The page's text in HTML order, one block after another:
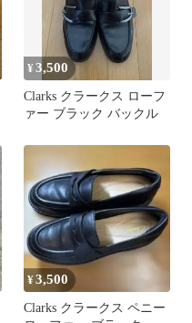
¥3,500
Clarks クラークス ローフ
ァー ブラック バックル
¥3,500
Clarks クラークス ペニー